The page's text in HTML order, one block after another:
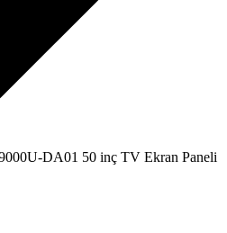
DA01 50 inç TV Ekran Paneli